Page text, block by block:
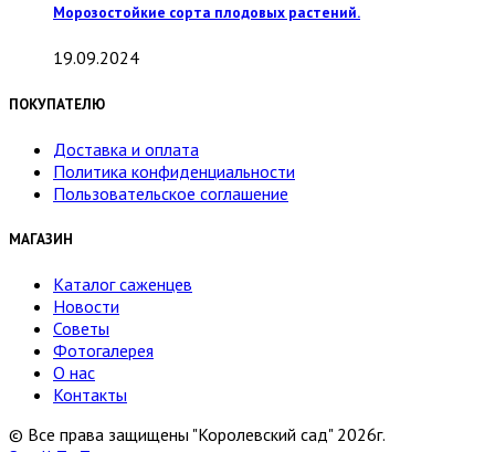
Морозостойкие сорта плодовых растений.
19.09.2024
ПОКУПАТЕЛЮ
Доставка и оплата
Политика конфиденциальности
Пользовательское соглашение
МАГАЗИН
Каталог саженцев
Новости
Советы
Фотогалерея
О нас
Контакты
© Все права защищены "Королевский сад" 2026г.